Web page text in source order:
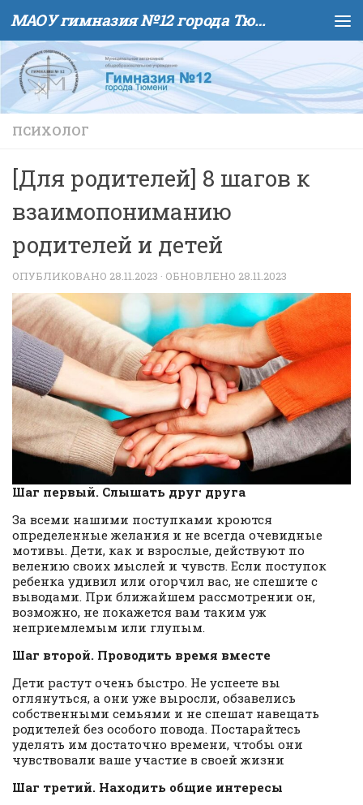
Skip to content МАОУ гимназия №12 города Тюмени
ПСИХОЛОГ
[Для родителей] 8 шагов к
взаимопониманию
родителей и детей
ОПУБЛИКОВАНО 28.11.2023 · ОБНОВЛЕНО 28.11.2023
Шаг первый. Слышать друг друга
За всеми нашими поступками кроются
определенные желания и не всегда очевидные
мотивы. Дети, как и взрослые, действуют по
велению своих мыслей и чувств. Если поступок
ребенка удивил или огорчил вас, не спешите с
выводами. При ближайшем рассмотрении он,
возможно, не покажется вам таким уж
неприемлемым или глупым.
Шаг второй. Проводить время вместе
Дети растут очень быстро. Не успеете вы
оглянуться, а они уже выросли, обзавелись
собственными семьями и не спешат навещать
родителей без особого повода. Постарайтесь
уделять им достаточно времени, чтобы они
чувствовали ваше участие в своей жизни
Шаг третий. Находить общие интересы